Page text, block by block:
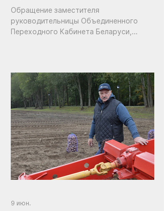
Обращение заместителя
руководительницы Объединенного
Переходного Кабинета Беларуси,
9 июн.